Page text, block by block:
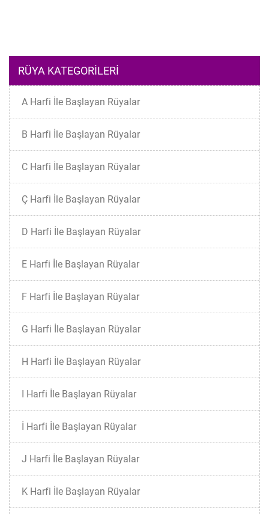
RÜYA KATEGORILERI
A Harfi İle Başlayan Rüyalar
B Harfi İle Başlayan Rüyalar
C Harfi İle Başlayan Rüyalar
Ç Harfi İle Başlayan Rüyalar
D Harfi İle Başlayan Rüyalar
E Harfi İle Başlayan Rüyalar
F Harfi İle Başlayan Rüyalar
G Harfi İle Başlayan Rüyalar
H Harfi İle Başlayan Rüyalar
I Harfi İle Başlayan Rüyalar
İ Harfi İle Başlayan Rüyalar
J Harfi İle Başlayan Rüyalar
K Harfi İle Başlayan Rüyalar